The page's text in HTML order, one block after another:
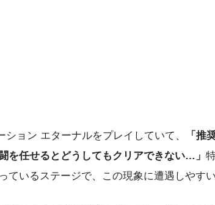
ション エターナルをプレイしていて、
「推
を任せるとどうしてもクリアできない…」
ているステージで、この現象に遭遇しやす